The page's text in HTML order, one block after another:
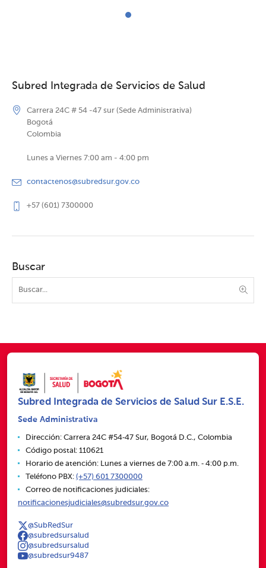
Subred Integrada de Servicios de Salud
Carrera 24C # 54 -47 sur (Sede Administrativa)
Bogotá
Colombia
Lunes a Viernes 7:00 am - 4:00 pm
contactenos@subredsur.gov.co
+57 (601) 7300000
Buscar
Subred Integrada de Servicios de Salud Sur E.S.E.
Sede Administrativa
Dirección: Carrera 24C #54‑47 Sur, Bogotá D.C., Colombia
Código postal: 110621
Horario de atención: Lunes a viernes de 7:00 a.m. ‑ 4:00 p.m.
Teléfono PBX: (+57) 601 7300000
Correo de notificaciones judiciales:
notificacionesjudiciales@subredsur.gov.co
@SubRedSur
@subredsursalud
@subredsursalud
@subredsur9487